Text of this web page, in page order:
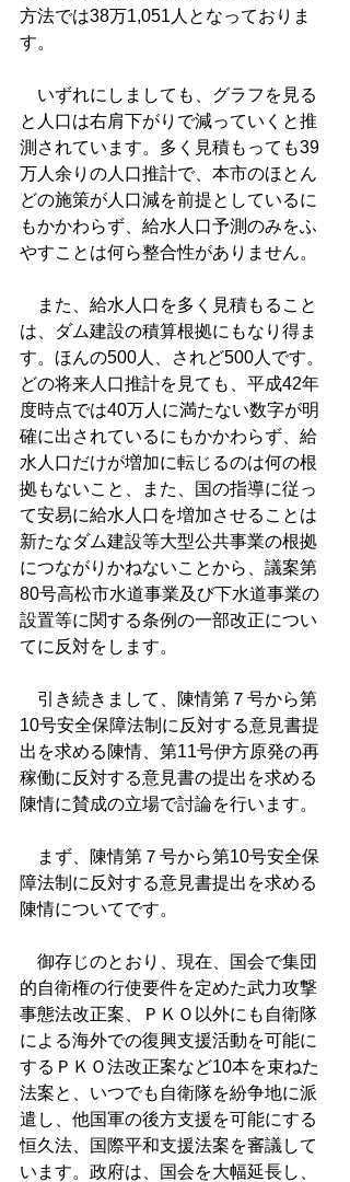
方法では38万1,051人となっておりま
す。
いずれにしましても、グラフを見る
と人口は右肩下がりで減っていくと推
測されています。多く見積もっても39
万人余りの人口推計で、本市のほとん
どの施策が人口減を前提としているに
もかかわらず、給水人口予測のみをふ
やすことは何ら整合性がありません。
また、給水人口を多く見積もること
は、ダム建設の積算根拠にもなり得ま
す。ほんの500人、されど500人です。
どの将来人口推計を見ても、平成42年
度時点では40万人に満たない数字が明
確に出されているにもかかわらず、給
水人口だけが増加に転じるのは何の根
拠もないこと、また、国の指導に従っ
て安易に給水人口を増加させることは
新たなダム建設等大型公共事業の根拠
につながりかねないことから、議案第
80号高松市水道事業及び下水道事業の
設置等に関する条例の一部改正につい
てに反対をします。
引き続きまして、陳情第７号から第
10号安全保障法制に反対する意見書提
出を求める陳情、第11号伊方原発の再
稼働に反対する意見書の提出を求める
陳情に賛成の立場で討論を行います。
まず、陳情第７号から第10号安全保
障法制に反対する意見書提出を求める
陳情についてです。
御存じのとおり、現在、国会で集団
的自衛権の行使要件を定めた武力攻撃
事態法改正案、ＰＫＯ以外にも自衛隊
による海外での復興支援活動を可能に
するＰＫＯ法改正案など10本を束ねた
法案と、いつでも自衛隊を紛争地に派
遣し、他国軍の後方支援を可能にする
恒久法、国際平和支援法案を審議して
います。政府は、国会を大幅延長し、